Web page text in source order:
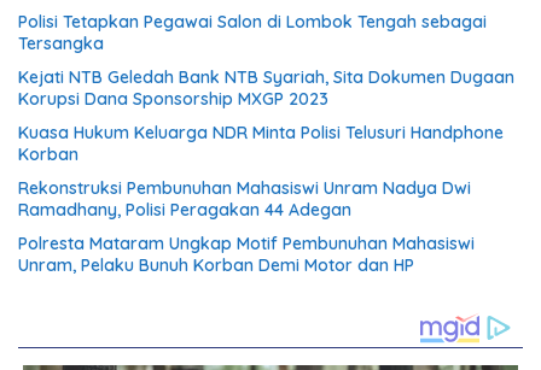
Polisi Tetapkan Pegawai Salon di Lombok Tengah sebagai
Tersangka
Kejati NTB Geledah Bank NTB Syariah, Sita Dokumen Dugaan
Korupsi Dana Sponsorship MXGP 2023
Kuasa Hukum Keluarga NDR Minta Polisi Telusuri Handphone
Korban
Rekonstruksi Pembunuhan Mahasiswi Unram Nadya Dwi
Ramadhany, Polisi Peragakan 44 Adegan
Polresta Mataram Ungkap Motif Pembunuhan Mahasiswi
Unram, Pelaku Bunuh Korban Demi Motor dan HP